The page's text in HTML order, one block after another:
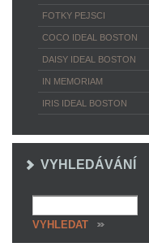
FOTKY PEJSCI
COCO IDEAL BOSTON
DAISY IDEAL BOSTON
IN MEMORIAM
IRIS IDEAL BOSTON
VYHLEDÁVÁNÍ